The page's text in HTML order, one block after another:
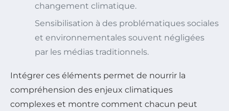
changement climatique.
Sensibilisation à des problématiques sociales
et environnementales souvent négligées
par les médias traditionnels.
Intégrer ces éléments permet de nourrir la
compréhension des enjeux climatiques
complexes et montre comment chacun peut